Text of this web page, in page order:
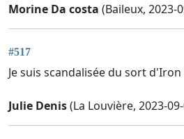
Morine Da costa (Baileux, 2023-
#517
Je suis scandalisée du sort d'Iron
Julie Denis(La Louvière, 2023-